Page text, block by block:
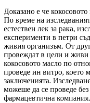
Доказано е че
По време на
естествен лек за рака,
експерименти в петри
живия организъм. От
провеждат в цели и живи
кокосовото масло по
проведе ин витро, което
заключенията.
можеше да се проведе
фармацевтична компания.